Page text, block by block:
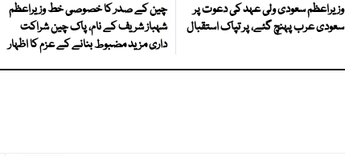
وزیراعظم سعودی ولی عہد کی دعوت پر
سعودی عرب پہنچ گئے، پر تپاک استقبال
چین کے صدر کا خصوصی خط وزیراعظم
شہباز شریف کے نام، پاک چین شراکت
داری مزید مضبوط بنانے کے عزم کا اظہار